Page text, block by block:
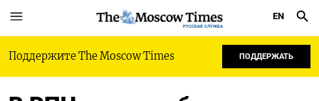
РУССКАЯ СЛУЖБА
EN
Поддержите The Moscow Times ПОДДЕРЖАТЬ